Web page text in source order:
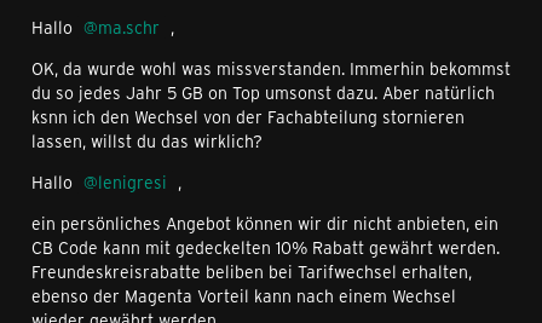
Hallo
ma.schr ,
OK, da wurde wohl was missverstanden. Immerhin bekommst
du so jedes Jahr 5 GB on Top umsonst dazu. Aber natürlich
ksnn ich den Wechsel von der Fachabteilung stornieren
lassen, willst du das wirklich?
Hallo
lenigresi ,
ein persönliches Angebot können wir dir nicht anbieten, ein
CB Code kann mit gedeckelten 10% Rabatt gewährt werden.
Freundeskreisrabatte beliben bei Tarifwechsel erhalten,
ebenso der Magenta Vorteil kann nach einem Wechsel